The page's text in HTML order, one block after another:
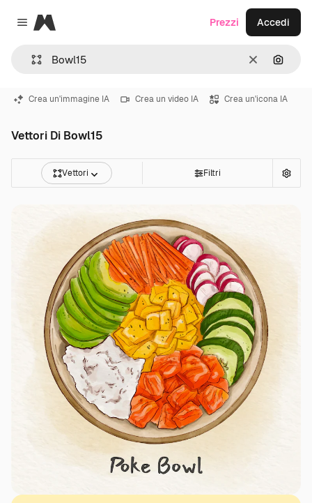
Close menu
Magnific
CancellaCerca
Prezzi Accedi
Crea un'immagine IA Crea un video IA Crea un'icona IA
Vettori Di Bowl15
Vettori Filtri